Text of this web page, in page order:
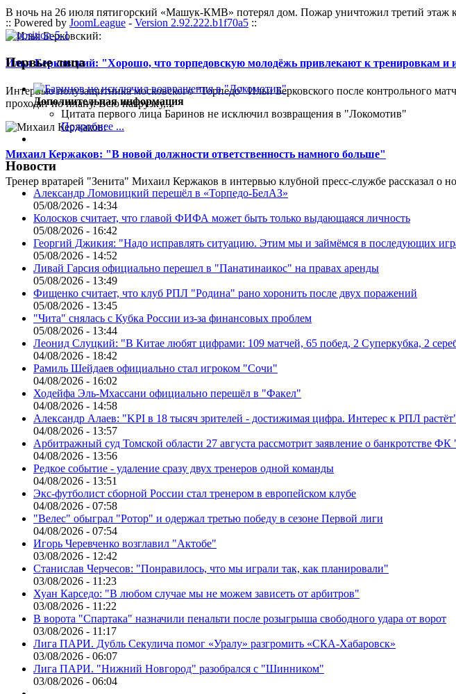
В ночь на 26 июля пятигорский «Машук-КМВ» потерял дом. Пожар уничтожил третий этаж
Илья Берковский: "Хорошо, что торпедовскую молодёжь привлекают к тренировкам и
Интервью полузащитника московского "Торпедо" Ильи Берковского после контрольного
проходят по плану. Всю нагрузку,...
Михаил Кержаков: "В новой должности ответственность намного больше"
Тренер вратарей "Зенита" Михаил Кержаков в интервью клубной пресс-службе рассказал
:: Powered by JoomLeague - Version 2.92.222.b1f70a5 ::
Первые лица
Дополнительная информация
Цитата первого лица Баринов не исключил возвращения в "Локомотив"
Подробнее ...
Новости
Александр Ломовицкий перешёл в «Торпедо-БелАЗ»
05/08/2026 - 14:34
Колосков считает, что главой ФИФА может быть только выдающаяся личность
05/08/2026 - 16:42
Георгий Джикия: "Надо исправлять ситуацию. Этим мы и займёмся в последующих
05/08/2026 - 14:52
Ливай Гарсия официально перешел в "Панатинаикос" на правах аренды
05/08/2026 - 13:49
Фищенко считает, что клуб РПЛ "Родина" рано хоронить после двух поражений
05/08/2026 - 13:45
"Чита" снялась с Кубка России из-за финансовых проблем
05/08/2026 - 13:44
Леонид Слуцкий: "В Китае любят цифрами: 109 матчей, 65 побед, 2 Суперкубка, 2
04/08/2026 - 18:42
Рамиль Шейдаев официально стал игроком "Сочи"
04/08/2026 - 16:02
Ходейфа Эль-Мхассани официально перешёл в "Факел"
04/08/2026 - 14:58
Александр Алаев: "KPI в 18 тысяч зрителей - достижимая цифра. Интерес к РПЛ
04/08/2026 - 13:57
Арбитражный суд Томской области 27 августа рассмотрит заявление о банкротстве
04/08/2026 - 13:56
Редкое событие - удаление сразу двух тренеров одной команды
04/08/2026 - 13:51
Экс-футболист сборной России стал тренером в европейском клубе
04/08/2026 - 07:58
"Велес" обыграл "Ротор" и одержал третью победу в сезоне Первой лиги
04/08/2026 - 07:54
Игорь Черевченко возглавил "Актобе"
03/08/2026 - 12:42
Станислав Черчесов: "Понравилось, что мы играли так, как планировали"
03/08/2026 - 11:23
Хуан Карседо: "В любом случае мы не можем зависеть от арбитров"
03/08/2026 - 11:22
В ворота "Спартака" назначили пенальти после розыгрыша свободного удара от ворот
03/08/2026 - 11:17
Лига ПАРИ. Дубль Секулича помог «Уралу» разгромить «СКА-Хабаровск»
03/08/2026 - 06:07
Лига ПАРИ. "Нижний Новгород" разобрался с "Шинником"
03/08/2026 - 06:04